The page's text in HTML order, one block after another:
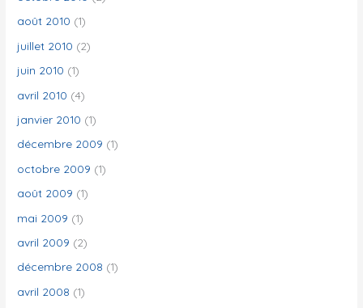
août 2010 (1)
juillet 2010 (2)
juin 2010 (1)
avril 2010 (4)
janvier 2010 (1)
décembre 2009 (1)
octobre 2009 (1)
août 2009 (1)
mai 2009 (1)
avril 2009 (2)
décembre 2008 (1)
avril 2008 (1)